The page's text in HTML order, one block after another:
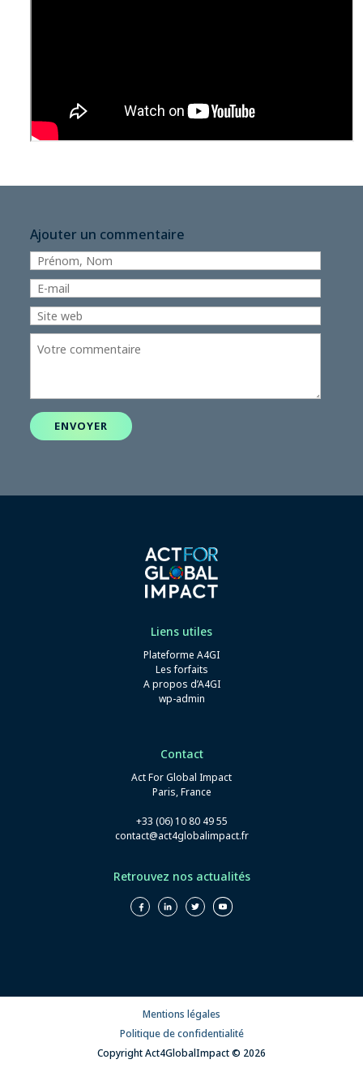
Ajouter un commentaire
ENVOYER
Liens utiles
Plateforme A4GI
Les forfaits
A propos d’A4GI
wp-admin
Contact
Act For Global Impact
Paris, France
+33 (06) 10 80 49 55
contact@act4globalimpact.fr
Retrouvez nos actualités
Mentions légales
Politique de confidentialité
Copyright Act4GlobalImpact © 2026